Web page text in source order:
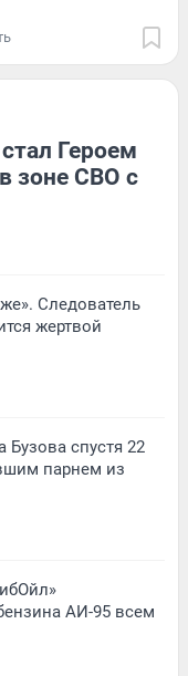
Героем
зоне СВО с
Следователь
жертвой
спустя 22
парнем из
АИ-95 всем